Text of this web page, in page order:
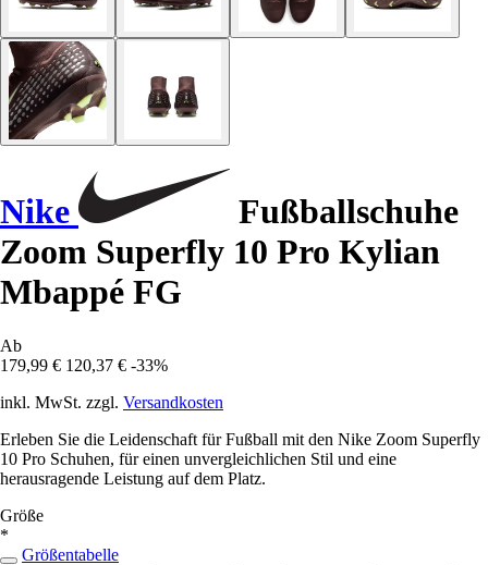
Nike
Fußballschuhe
Zoom Superfly 10 Pro Kylian
Mbappé FG
Ab
179,99 € 120,37 € -33%
inkl. MwSt. zzgl. Versandkosten
Erleben Sie die Leidenschaft für Fußball mit den Nike Zoom Superfly
10 Pro Schuhen, für einen unvergleichlichen Stil und eine
herausragende Leistung auf dem Platz.
Größe
*
Größentabelle